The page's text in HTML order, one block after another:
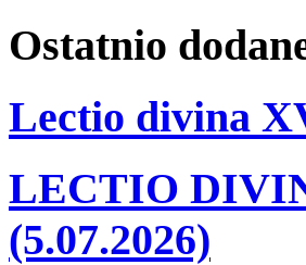
Ostatnio
Lectio divina
LECTIO
(5.07.2026)